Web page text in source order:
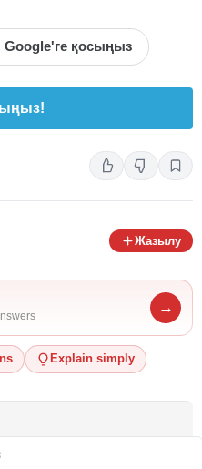
Google'ге қосыңыз
Жазылу
→
Explain simply